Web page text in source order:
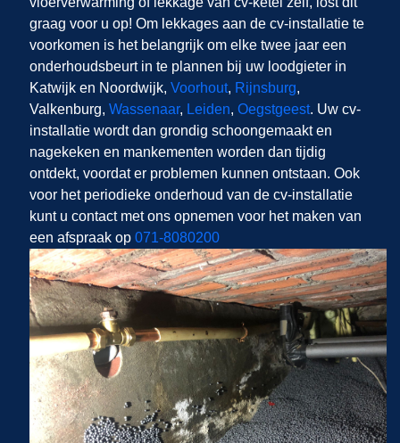
graag voor u op! Om lekkages aan de cv-installatie te
voorkomen is het belangrijk om elke twee jaar een
onderhoudsbeurt in te plannen bij uw loodgieter in
Katwijk en Noordwijk, Voorhout, Rijnsburg,
Valkenburg, Wassenaar, Leiden, Oegstgeest. Uw cv-
installatie wordt dan grondig schoongemaakt en
nagekeken en mankementen worden dan tijdig
ontdekt, voordat er problemen kunnen ontstaan. Ook
voor het periodieke onderhoud van de cv-installatie
kunt u contact met ons opnemen voor het maken van
een afspraak op 071-8080200